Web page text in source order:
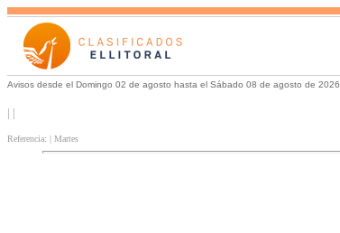
Avisos desde el Domingo 02 de agosto hasta el Sábado 08 de agosto de 2026
| |
Referencia: | Martes